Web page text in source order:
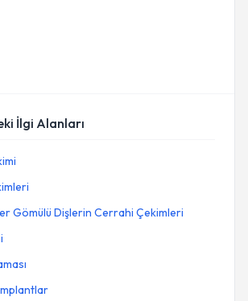
İlgi Alanları
Gömülü Dişlerin Cerrahi Çekimleri